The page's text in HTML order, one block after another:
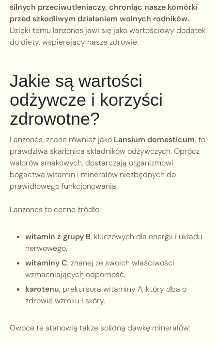
silnych przeciwutleniaczy, chroniąc nasze komórki
przed szkodliwym działaniem wolnych rodników.
Dzięki temu lanzones jawi się jako wartościowy dodatek
do diety, wspierający nasze zdrowie.
Jakie są wartości
odżywcze i korzyści
zdrowotne?
Lanzones, znane również jako Lansium domesticum, to
prawdziwa skarbnica składników odżywczych. Oprócz
walorów smakowych, dostarczają organizmowi
bogactwa witamin i minerałów niezbędnych do
prawidłowego funkcjonowania.
Lanzones to cenne źródło:
witamin z grupy B, kluczowych dla energii i układu
nerwowego,
witaminy C, znanej ze swoich właściwości
wzmacniających odporność,
karotenu, prekursora witaminy A, który dba o
zdrowie wzroku i skóry.
Owoce te stanowią także solidną dawkę minerałów: